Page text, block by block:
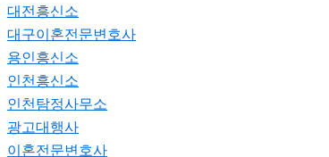
대전흥신소
대구이혼전문변호사
용인흥신소
인천흥신소
인천탐정사무소
광고대행사
이혼전문변호사